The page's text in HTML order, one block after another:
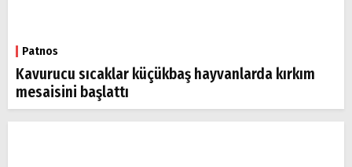
Patnos
Kavurucu sıcaklar küçükbaş hayvanlarda kırkım
mesaisini başlattı